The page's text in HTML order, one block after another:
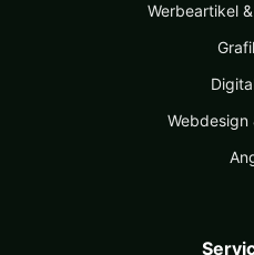
Werbeartikel
Webdesign